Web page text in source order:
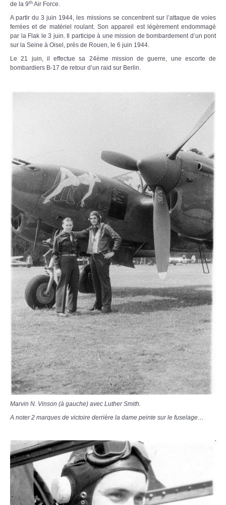
de la 9th Air Force.
A partir du 3 juin 1944, les missions se concentrent sur l’attaque de voies
ferrées et de matériel roulant. Son appareil est légèrement endommagé
par la Flak le 3 juin. Il participe à une mission de bombardement d’un pont
sur la Seine à Oisel, près de Rouen, le 6 juin 1944.
Le 21 juin, il effectue sa 24ème mission de guerre, une escorte de
bombardiers B-17 de retour d’un raid sur Berlin.
Marvin N. Vinson (à gauche) avec Luther Smith.
A noter 2 marques de victoire derrière la dame peinte sur le fuselage…